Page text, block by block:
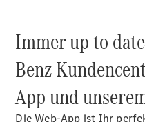
S-Klasse
Lang
Klasse
SUVs
Immer up to
Benz
App und
Die Web-App ist Ihr